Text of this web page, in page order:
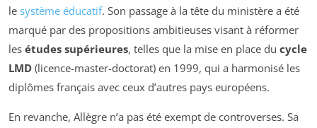
le système éducatif. Son passage à la tête du ministère a été
marqué par des propositions ambitieuses visant à réformer
les études supérieures, telles que la mise en place du cycle
LMD (licence-master-doctorat) en 1999, qui a harmonisé les
diplômes français avec ceux d’autres pays européens.
En revanche, Allègre n’a pas été exempt de controverses. Sa